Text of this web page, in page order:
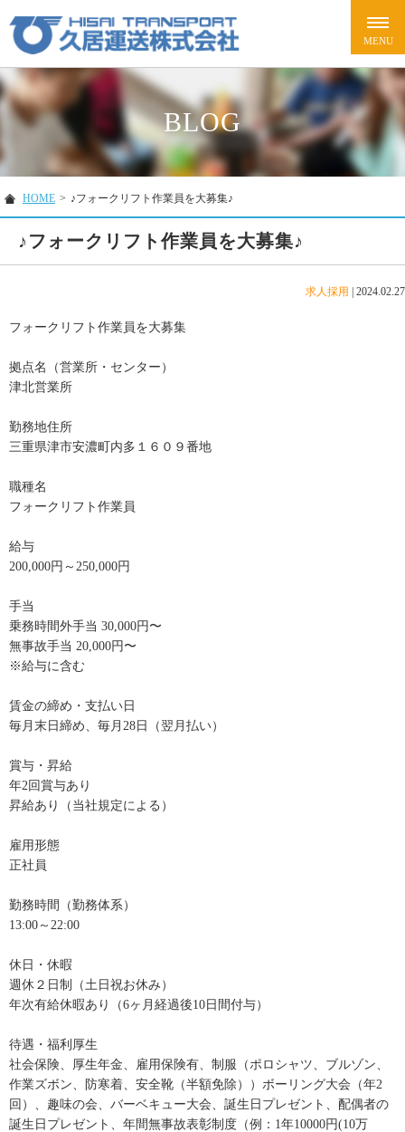
BLOG
HOME > ♪フォークリフト作業員を大募集♪
♪フォークリフト作業員を大募集♪
求人採用 2024.02.27
フォークリフト作業員を大募集
拠点名（営業所・センター）
津北営業所
勤務地住所
三重県津市安濃町内多１６０９番地
職種名
フォークリフト作業員
給与
200,000円～250,000円
手当
乗務時間外手当 30,000円〜
無事故手当 20,000円〜
※給与に含む
賃金の締め・支払い日
毎月末日締め、毎月28日（翌月払い）
賞与・昇給
年2回賞与あり
昇給あり（当社規定による）
雇用形態
正社員
勤務時間（勤務体系）
13:00～22:00
休日・休暇
週休２日制（土日祝お休み）
年次有給休暇あり（6ヶ月経過後10日間付与）
待遇・福利厚生
社会保険、厚生年金、雇用保険有、制服（ポロシャツ、ブルゾン、
作業ズボン、防寒着、安全靴（半額免除））ボーリング大会（年2
回）、趣味の会、バーベキュー大会、誕生日プレゼント、配偶者の
誕生日プレゼント、年間無事故表彰制度（例：1年10000円(10万